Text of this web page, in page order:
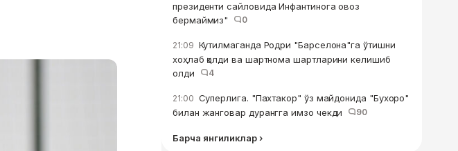
президенти сайловида Инфантинога овоз
бермаймиз"
0
21:09 Кутилмаганда Родри "Барселона"га ўтишни
хоҳлаб қолди ва шартнома шартларини келишиб
олди
4
21:00 Суперлига. "Пахтакор" ўз майдонида "Бухоро"
билан жанговар дурангга имзо чекди
90
Барча янгиликлар ›